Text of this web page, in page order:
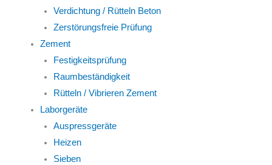
Verdichtung / Rütteln Beton
Zerstörungsfreie Prüfung
Zement
Festigkeitsprüfung
Raumbeständigkeit
Rütteln / Vibrieren Zement
Laborgeräte
Auspressgeräte
Heizen
Sieben